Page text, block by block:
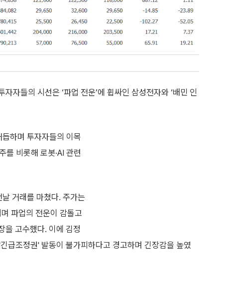
자들의 시선은 ‘파업 전운’에 휩싸인 삼성전자와 ‘배민 인
하며 투자자들의 이목
를 비롯해 로봇·AI 관련
거래를 마쳤다. 주가는
파업의 전운이 감돌고
을 고수했다. 이에 김정
급조정권' 발동이 불가피하다고 경고하며 긴장감을 높였